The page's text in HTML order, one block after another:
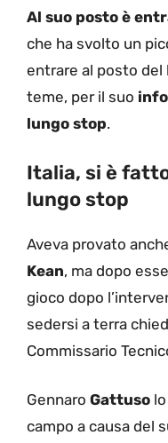
Al suo posto è
che ha svolto un
entrare al posto del
teme, per il suo
lungo stop.
Italia, si è
lungo stop
Aveva provato
Kean, ma dopo
gioco dopo
sedersi a terra
Commissario
Gennaro Gattuso
campo a causa del